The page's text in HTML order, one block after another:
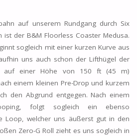
auf unserem Rundgang durch Six
ist der B&M Floorless Coaster Medusa.
sogleich mit einer kurzen Kurve aus
uns auch schon der Lifthügel der
auf einer Höhe von 150 ft (45 m)
einem kleinen Pre-Drop und kurzem
den Abgrund entgegen. Nach einem
folgt sogleich ein ebenso
Loop, welcher uns äußerst gut in den
Zero-G Roll zieht es uns sogleich in